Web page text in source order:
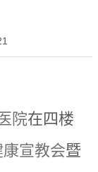
院在四楼
康宣教会暨